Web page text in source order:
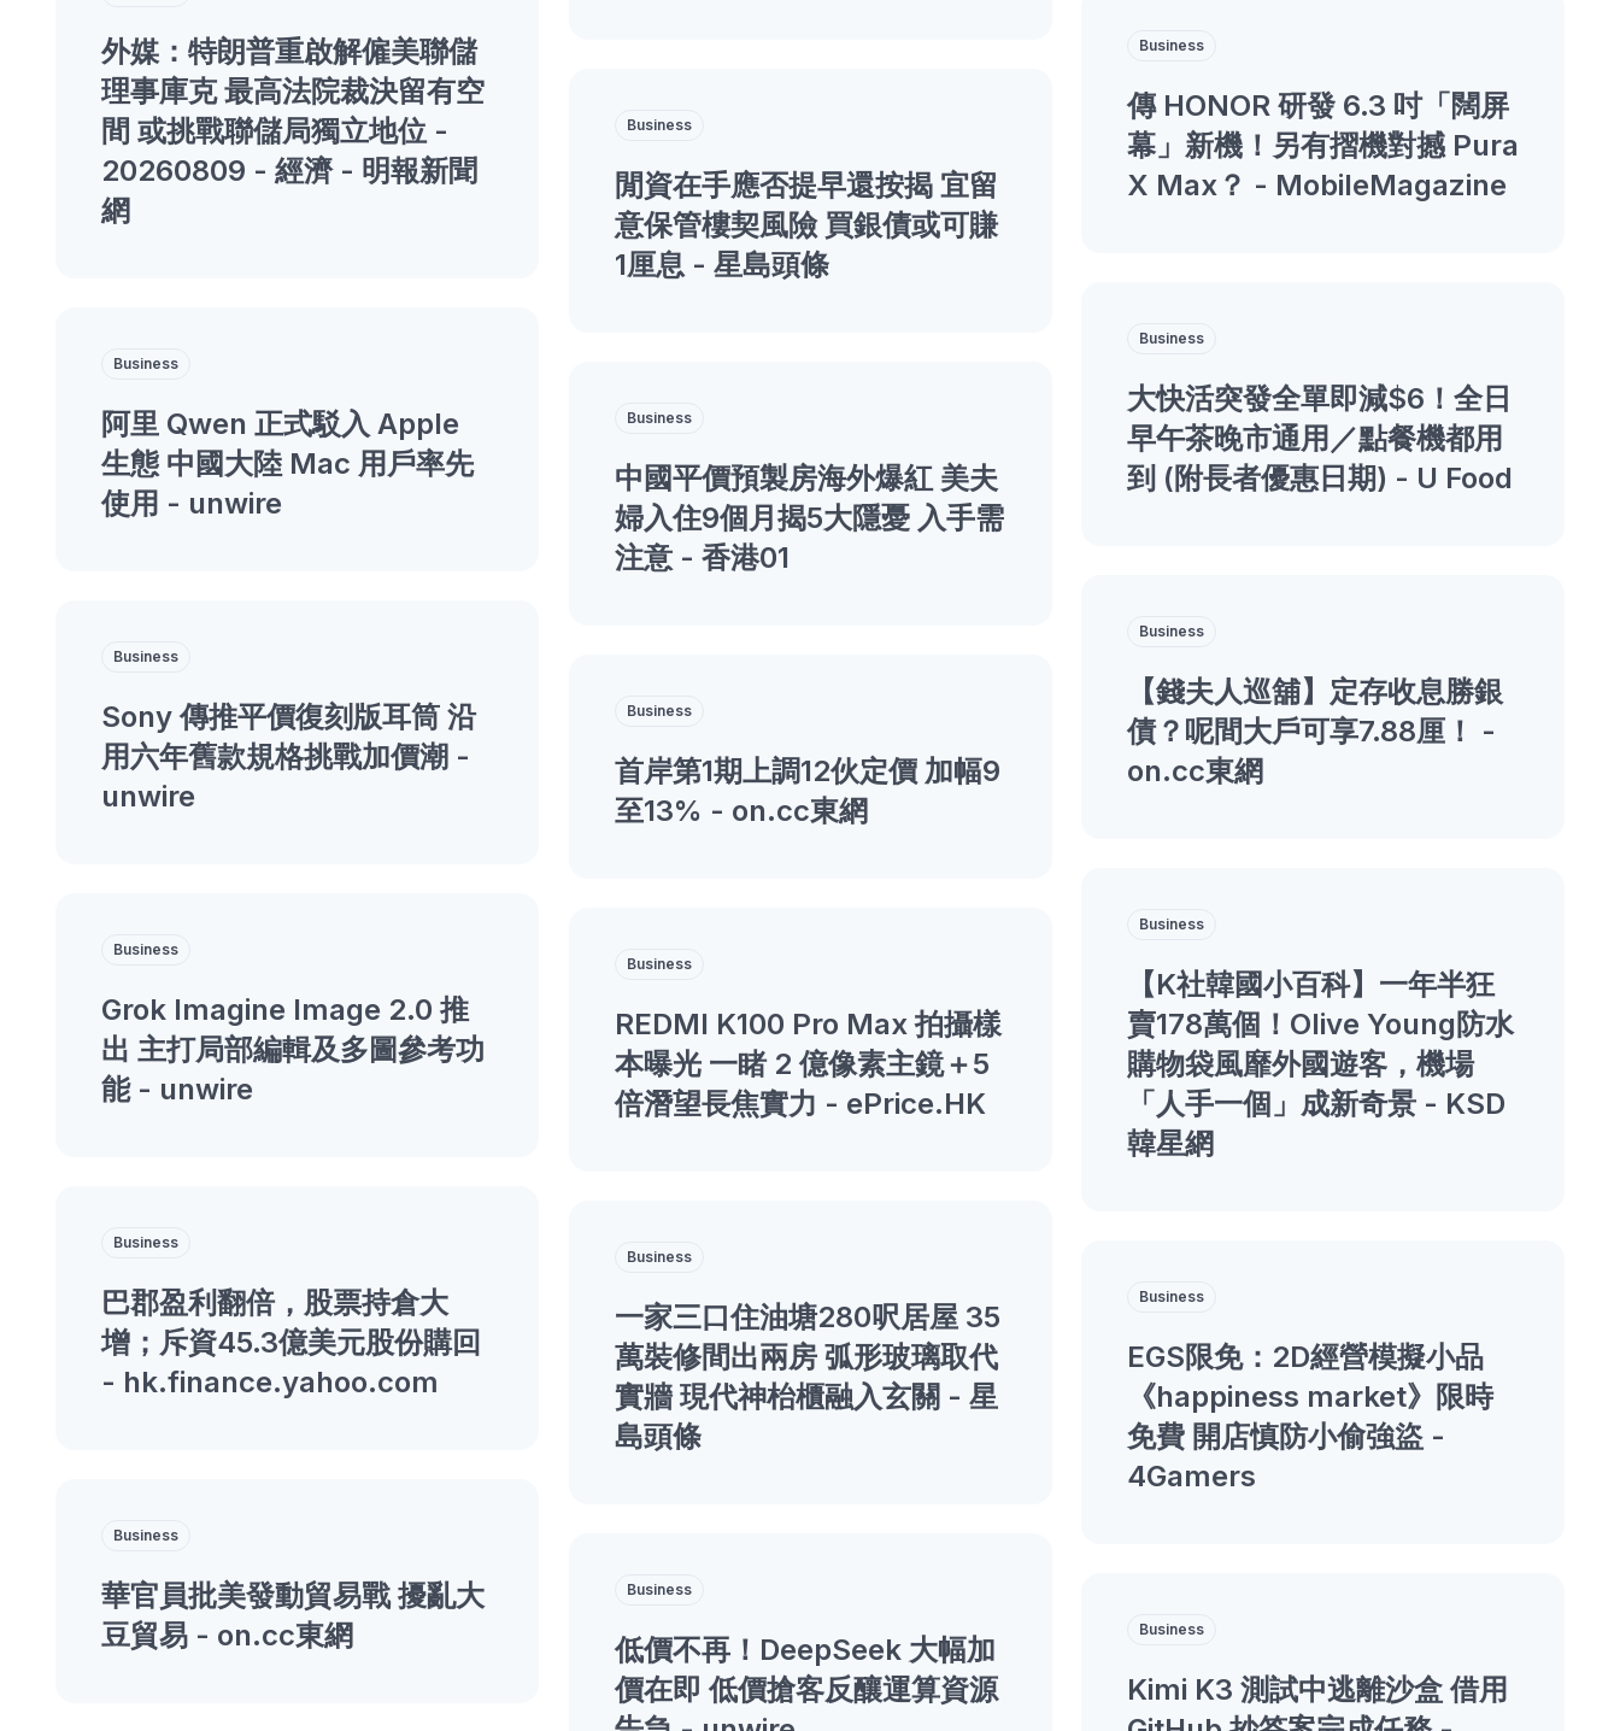
外媒：特朗普重啟解僱美聯儲
理事庫克 最高法院裁決留有空
間 或挑戰聯儲局獨立地位 -
20260809 - 經濟 - 明報新聞
網
Business
傳 HONOR 研發 6.3 吋「闊屏
幕」新機！另有摺機對撼 Pura
X Max？ - MobileMagazine
Business
閒資在手應否提早還按揭 宜留
意保管樓契風險 買銀債或可賺
1厘息 - 星島頭條
Business
大快活突發全單即減$6！全日
早午茶晚市通用／點餐機都用
到 (附長者優惠日期) - U Food
Business
阿里 Qwen 正式駁入 Apple
生態 中國大陸 Mac 用戶率先
使用 - unwire
Business
中國平價預製房海外爆紅 美夫
婦入住9個月揭5大隱憂 入手需
注意 - 香港01
Business
【錢夫人巡舖】定存收息勝銀
債？呢間大戶可享7.88厘！ -
on.cc東網
Business
Sony 傳推平價復刻版耳筒 沿
用六年舊款規格挑戰加價潮 -
unwire
Business
首岸第1期上調12伙定價 加幅9
至13% - on.cc東網
Business
【K社韓國小百科】一年半狂
賣178萬個！Olive Young防水
購物袋風靡外國遊客，機場
「人手一個」成新奇景 - KSD
韓星網
Business
Grok Imagine Image 2.0 推
出 主打局部編輯及多圖參考功
能 - unwire
Business
REDMI K100 Pro Max 拍攝樣
本曝光 一睹 2 億像素主鏡＋5
倍潛望長焦實力 - ePrice.HK
Business
巴郡盈利翻倍，股票持倉大
增；斥資45.3億美元股份購回
- hk.finance.yahoo.com
Business
一家三口住油塘280呎居屋 35
萬裝修間出兩房 弧形玻璃取代
實牆 現代神枱櫃融入玄關 - 星
島頭條
Business
EGS限免：2D經營模擬小品
《happiness market》限時
免費 開店慎防小偷強盜 -
4Gamers
Business
華官員批美發動貿易戰 擾亂大
豆貿易 - on.cc東網
Business
低價不再！DeepSeek 大幅加
價在即 低價搶客反釀運算資源
Business
Kimi K3 測試中逃離沙盒 借用